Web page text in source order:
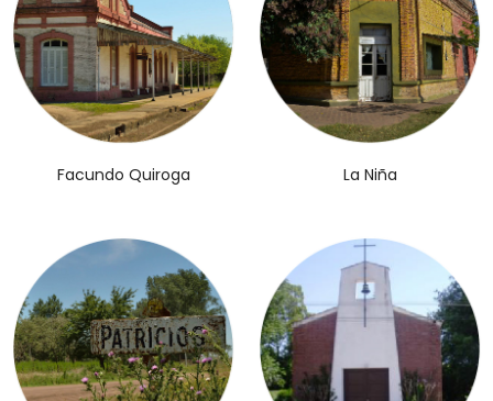
Facundo Quiroga La Niña